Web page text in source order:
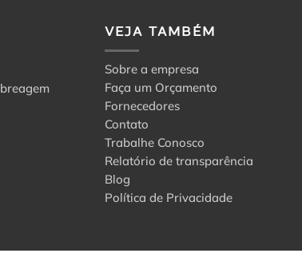
VEJA TAMBÉM
Sobre a empresa
Faça um Orçamento
Fornecedores
Contato
Trabalhe Conosco
Relatório de transparência
Blog
Política de Privacidade